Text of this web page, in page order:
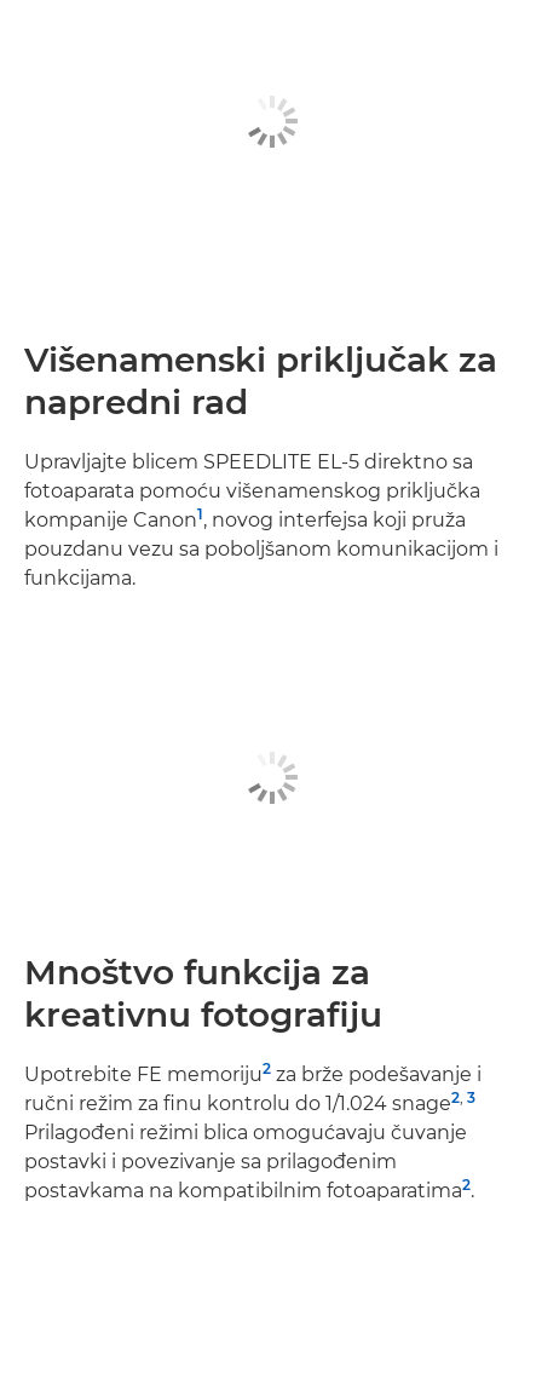
Višenamenski priključak za
napredni rad
Upravljajte blicem SPEEDLITE EL-5 direktno sa
fotoaparata pomoću višenamenskog priključka
kompanije Canon1, novog interfejsa koji pruža
pouzdanu vezu sa poboljšanom komunikacijom i
funkcijama.
Mnoštvo funkcija za
kreativnu fotografiju
Upotrebite FE memoriju2 za brže podešavanje i
ručni režim za finu kontrolu do 1/1.024 snage2, 3
Prilagođeni režimi blica omogućavaju čuvanje
postavki i povezivanje sa prilagođenim
postavkama na kompatibilnim fotoaparatima2.